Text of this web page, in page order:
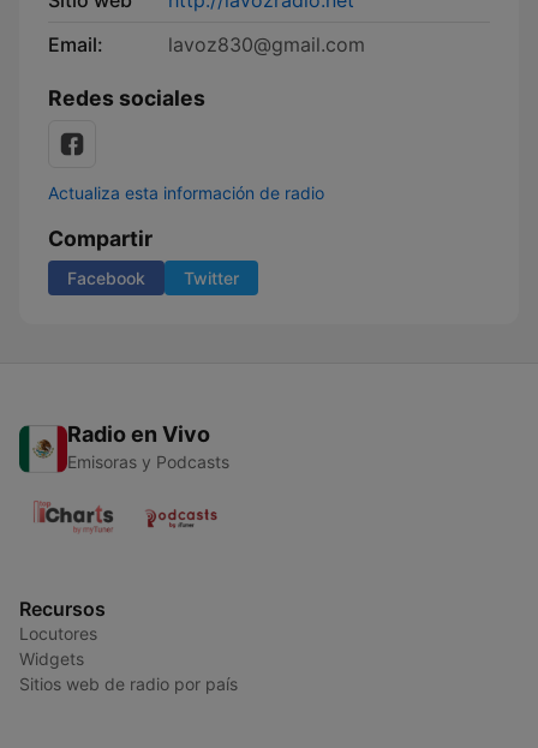
Email:
lavoz830@gmail.com
Redes sociales
Actualiza esta información de radio
Compartir
Facebook Twitter
Radio en Vivo
Emisoras y Podcasts
Recursos
Locutores
Widgets
Sitios web de radio por país